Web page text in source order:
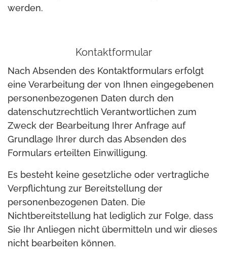
werden.
Kontaktformular
Nach Absenden des Kontaktformulars erfolgt
eine Verarbeitung der von Ihnen eingegebenen
personenbezogenen Daten durch den
datenschutzrechtlich Verantwortlichen zum
Zweck der Bearbeitung Ihrer Anfrage auf
Grundlage Ihrer durch das Absenden des
Formulars erteilten Einwilligung.
Es besteht keine gesetzliche oder vertragliche
Verpflichtung zur Bereitstellung der
personenbezogenen Daten. Die
Nichtbereitstellung hat lediglich zur Folge, dass
Sie Ihr Anliegen nicht übermitteln und wir dieses
nicht bearbeiten können.